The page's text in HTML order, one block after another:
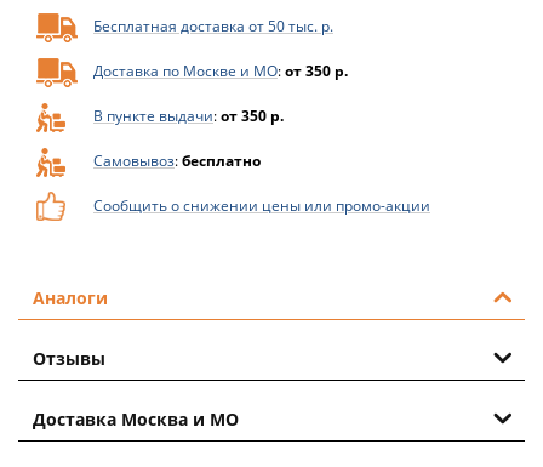
Бесплатная доставка от 50 тыс. р.
Доставка по Москве и МО:от 350 р.
В пункте выдачи:от 350 р.
Самовывоз:бесплатно
Сообщить о снижении цены или промо-акции
Аналоги
Отзывы
Доставка Москва и МО